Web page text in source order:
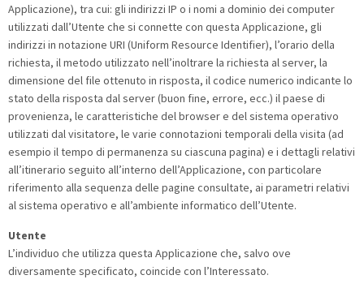
Applicazione), tra cui: gli indirizzi IP o i nomi a dominio dei computer
utilizzati dall’Utente che si connette con questa Applicazione, gli
indirizzi in notazione URI (Uniform Resource Identifier), l’orario della
richiesta, il metodo utilizzato nell’inoltrare la richiesta al server, la
dimensione del file ottenuto in risposta, il codice numerico indicante lo
stato della risposta dal server (buon fine, errore, ecc.) il paese di
provenienza, le caratteristiche del browser e del sistema operativo
utilizzati dal visitatore, le varie connotazioni temporali della visita (ad
esempio il tempo di permanenza su ciascuna pagina) e i dettagli relativi
all’itinerario seguito all’interno dell’Applicazione, con particolare
riferimento alla sequenza delle pagine consultate, ai parametri relativi
al sistema operativo e all’ambiente informatico dell’Utente.
Utente
L’individuo che utilizza questa Applicazione che, salvo ove
diversamente specificato, coincide con l’Interessato.